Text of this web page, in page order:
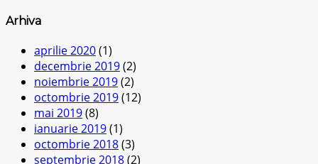
Arhiva
aprilie 2020(1)
decembrie 2019(2)
noiembrie 2019(2)
octombrie 2019(12)
mai 2019(8)
ianuarie 2019(1)
octombrie 2018(3)
septembrie 2018(2)